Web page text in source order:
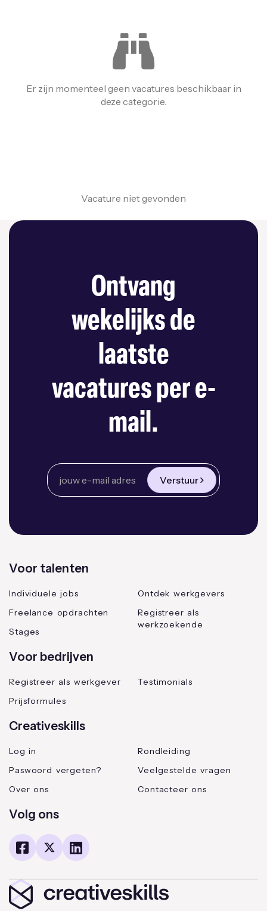
Er zijn momenteel geen vacatures beschikbaar in
deze categorie.
Vacature niet gevonden
Ontvang
wekelijks de
laatste
vacatures per e-
mail.
Verstuur
Voor talenten
Individuele jobs
Freelance opdrachten
Stages
Ontdek werkgevers
Registreer als
werkzoekende
Voor bedrijven
Registreer als werkgever
Prijsformules
Testimonials
Creativeskills
Log in
Paswoord vergeten?
Over ons
Rondleiding
Veelgestelde vragen
Contacteer ons
Volg ons